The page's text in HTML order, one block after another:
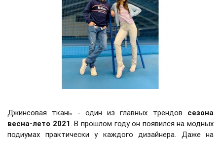
Джинсовая ткань - один из главных трендов сезона
весна-лето 2021. В прошлом году он появился на модных
подиумах практически у каждого дизайнера. Даже на